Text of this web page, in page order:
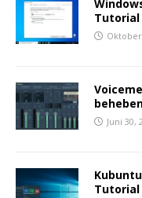
Tutorial
Oktober
Juni 30,
Tutorial